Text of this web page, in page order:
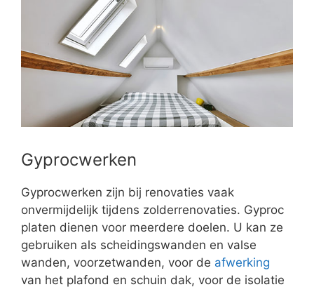
Gyprocwerken
Gyprocwerken zijn bij renovaties vaak
onvermijdelijk tijdens zolderrenovaties. Gyproc
platen dienen voor meerdere doelen. U kan ze
gebruiken als scheidingswanden en valse
wanden, voorzetwanden, voor de afwerking
van het plafond en schuin dak, voor de isolatie